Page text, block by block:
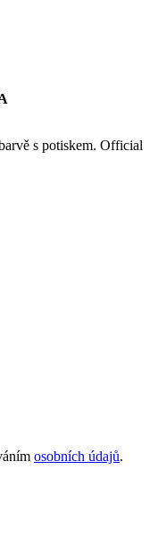
s potiskem. Official
osobních údajů.